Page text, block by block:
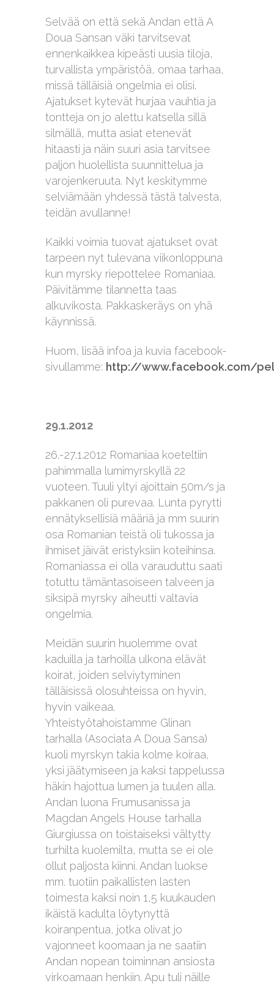
Selvää on että sekä Andan että A
Doua Sansan väki tarvitsevat
ennenkaikkea kipeästi uusia tiloja,
turvallista ympäristöä, omaa tarhaa,
missä tälläisiä ongelmia ei olisi.
Ajatukset kytevät hurjaa vauhtia ja
tontteja on jo alettu katsella sillä
silmällä, mutta asiat etenevät
hitaasti ja näin suuri asia tarvitsee
paljon huolellista suunnittelua ja
varojenkeruuta. Nyt keskitymme
selviämään yhdessä tästä talvesta,
teidän avullanne!
Kaikki voimia tuovat ajatukset ovat
tarpeen nyt tulevana viikonloppuna
kun myrsky riepottelee Romaniaa.
Päivitämme tilannetta taas
alkuvikosta. Pakkaskeräys on yhä
käynnissä.
Huom, lisää infoa ja kuvia facebook-
sivullamme: http://www.facebook.com/
29.1.2012
26.-27.1.2012 Romaniaa koeteltiin
pahimmalla lumimyrskyllä 22
vuoteen. Tuuli yltyi ajoittain 50m/s ja
pakkanen oli purevaa. Lunta pyrytti
ennätyksellisiä määriä ja mm suurin
osa Romanian teistä oli tukossa ja
ihmiset jäivät eristyksiin koteihinsa.
Romaniassa ei olla varauduttu saati
totuttu tämäntasoiseen talveen ja
siksipä myrsky aiheutti valtavia
ongelmia.
Meidän suurin huolemme ovat
kaduilla ja tarhoilla ulkona elävät
koirat, joiden selviytyminen
tälläisissä olosuhteissa on hyvin,
hyvin vaikeaa.
Yhteistyötahoistamme Glinan
tarhalla (Asociata A Doua Sansa)
kuoli myrskyn takia kolme koiraa,
yksi jäätymiseen ja kaksi tappelussa
häkin hajottua lumen ja tuulen alla.
Andan luona Frumusanissa ja
Magdan Angels House tarhalla
Giurgiussa on toistaiseksi vältytty
turhilta kuolemilta, mutta se ei ole
ollut paljosta kiinni. Andan luokse
mm. tuotiin paikallisten lasten
toimesta kaksi noin 1,5 kuukauden
ikäistä kadulta löytynyttä
koiranpentua, jotka olivat jo
vajonneet koomaan ja ne saatiin
Andan nopean toiminnan ansiosta
virkoamaan henkiin. Apu tuli näille